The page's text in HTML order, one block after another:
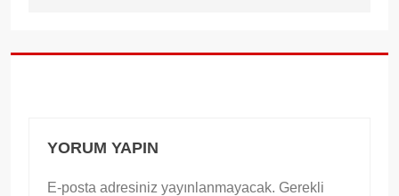
YORUM YAPIN
E-posta adresiniz yayınlanmayacak. Gerekli